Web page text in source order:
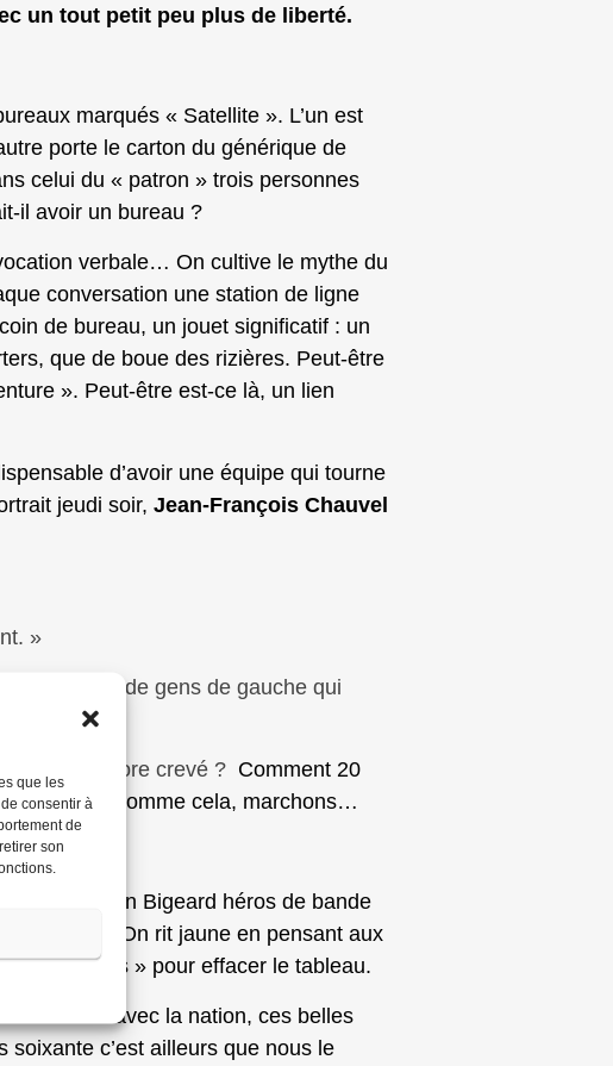
que les
consentir à
de
son
un tout petit peu plus de liberté.
marqués « Satellite ». L’un est
porte le carton du générique de
celui du « patron » trois personnes
il avoir un bureau ?
verbale… On cultive le mythe du
conversation une station de ligne
de bureau, un jouet significatif : un
que de boue des rizières. Peut-être
». Peut-être est-ce là, un lien
d’avoir une équipe qui tourne
jeudi soir, Jean-François Chauvel
»
pas de gens de gauche qui
pas encore crevé ? Comment 20
est bien comme cela, marchons…
d’un Bigeard héros de bande
rigolez… ». On rit jaune en pensant aux
sympas » pour effacer le tableau.
avec la nation, ces belles
c’est ailleurs que nous le